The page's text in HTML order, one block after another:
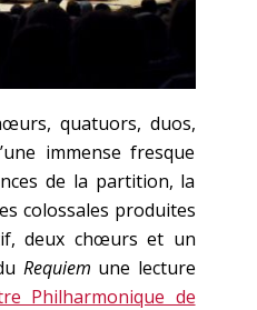
quatuors, duos,
immense fresque
de la partition, la
colossales produites
deux chœurs et un
Requiem une lecture
Philharmonique de